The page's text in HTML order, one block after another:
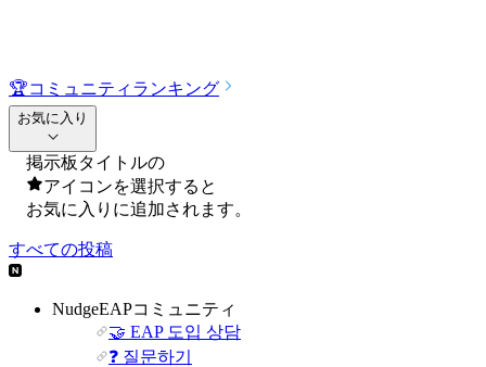
🏆コミュニティランキング
お気に入り
掲示板タイトルの
アイコンを選択すると
お気に入りに追加されます。
すべての投稿
NudgeEAPコミュニティ
🤝 EAP 도입 상담
❓ 질문하기